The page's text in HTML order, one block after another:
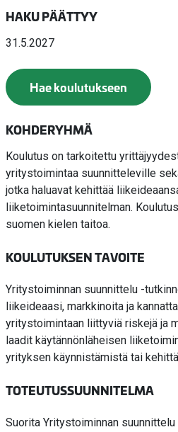
HAKU PÄÄTTYY
31.5.2027
Hae koulutukseen
KOHDERYHMÄ
Koulutus on tarkoitettu
yritystoimintaa suunnitteleville
jotka haluavat kehittää
liiketoimintasuunnitelman.
suomen kielen taitoa.
KOULUTUKSEN TAVOITE
Yritystoiminnan suunnittelu -
liikeideaasi, markkinoita ja
yritystoimintaan liittyviä riskejä ja
laadit käytännönläheisen
yrityksen käynnistämistä tai
TOTEUTUSSUUNNITELMA
Suorita Yritystoiminnan